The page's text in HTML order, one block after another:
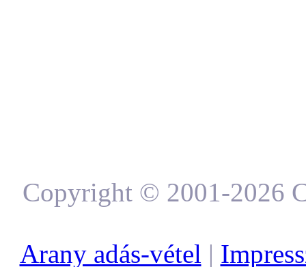
Copyright © 2001-2026
Arany adás-vétel |